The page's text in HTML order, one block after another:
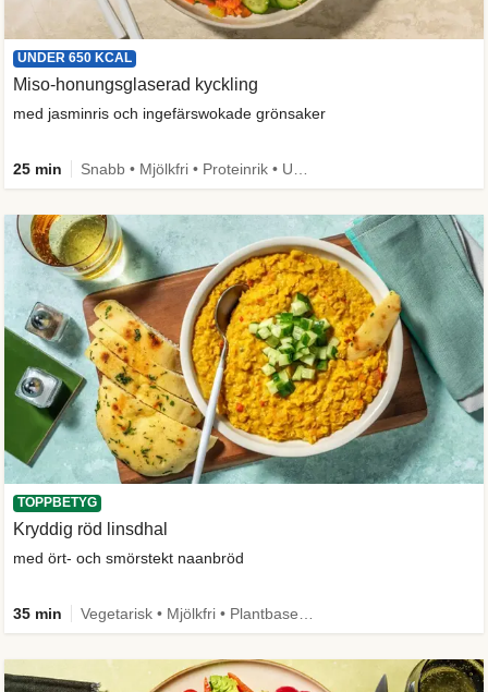
UNDER 650 KCAL
Miso-honungsglaserad kyckling
med jasminris och ingefärswokade grönsaker
25 min
TOPPBETYG
Kryddig röd linsdhal
med ört- och smörstekt naanbröd
35 min